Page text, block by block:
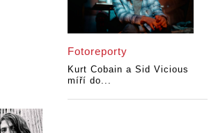
Fotoreporty
Kurt Cobain a Sid Vicious
míří do...